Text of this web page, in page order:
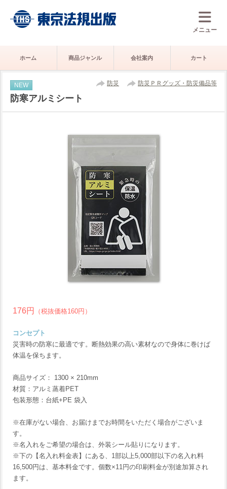
メニュー
ホーム 商品ジャンル 会社案内 カート
防災 防災ＰＲグッズ・防災備品等
NEW
防寒アルミシート
176円 （税抜価格160円）
コンセプト
災害時の防寒に最適です。断熱効果の高い素材なので身体に巻けば
体温を保ちます。
商品サイズ： 1300 × 210mm
材質：アルミ蒸着PET
包装形態：台紙+PE 袋入
※在庫がない場合、お届けまでお時間をいただく場合がございま
す。
※名入れをご希望の場合は、外装シール貼りになります。
※下の【名入れ料金表】にある、1部以上5,000部以下の名入れ料
16,500円は、基本料金です。個数×11円の印刷料金が別途加算され
ます。